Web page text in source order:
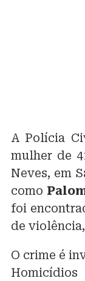
A Polícia
mulher de
Neves, em
como
foi
de
O crime é